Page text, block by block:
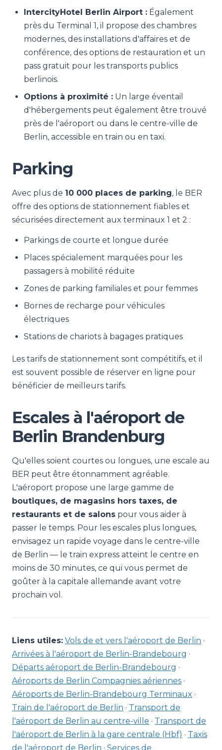
IntercityHotel Berlin Airport : Également
près du Terminal 1, il propose des chambres
modernes, des installations d'affaires et de
conférence, des options de restauration et un
pass gratuit pour les transports publics
berlinois.
Options à proximité : Un large éventail
d'hébergements peut également être trouvé
près de l'aéroport ou dans le centre-ville de
Berlin, accessible en train ou en taxi.
Parking
Avec plus de 10 000 places de parking, le BER
offre des options de stationnement fiables et
sécurisées directement aux terminaux 1 et 2 :
Parkings de courte et longue durée
Places spécialement marquées pour les
passagers à mobilité réduite
Zones de parking familiales et pour femmes
Bornes de recharge pour véhicules
électriques
Stations de chariots à bagages pratiques
Les tarifs de stationnement sont compétitifs, et il
est souvent possible de réserver en ligne pour
bénéficier de meilleurs tarifs.
Escales à l'aéroport de
Berlin Brandenburg
Qu'elles soient courtes ou longues, une escale au
BER peut être étonnamment agréable.
L'aéroport propose une large gamme de
boutiques, de magasins hors taxes, de
restaurants et de salons pour vous aider à
passer le temps. Pour les escales plus longues,
envisagez un rapide voyage dans le centre-ville
de Berlin — le train express atteint le centre en
moins de 30 minutes, ce qui vous permet de
goûter à la capitale allemande avant votre
prochain vol.
Liens utiles: Vols de et vers l'aéroport de Berlin ·
Arrivées à l'aéroport de Berlin-Brandebourg ·
Départs aéroport de Berlin-Brandebourg ·
Aéroports de Berlin Compagnies aériennes ·
Aéroports de Berlin-Brandebourg Terminaux ·
Train de l'aéroport de Berlin · Transport de
l'aéroport de Berlin au centre-ville · Transport de
l'aéroport de Berlin à la gare centrale (Hbf) · Taxis
de l'aéroport de Berlin · Services de